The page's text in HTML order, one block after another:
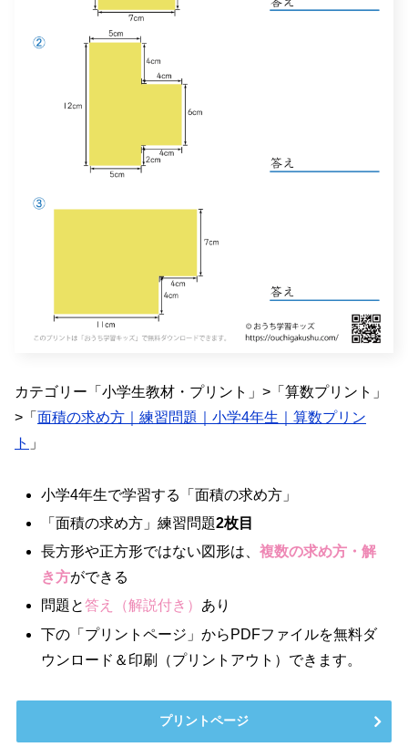
カテゴリー「小学生教材・プリント」>「算数プリント」
>「 面積の求め方｜練習問題｜小学4年生｜算数プリン
ト 」
小学4年生で学習する「面積の求め方」
「面積の求め方」練習問題2枚目
長方形や正方形ではない図形は、複数の求め方・解
き方ができる
問題と答え（解説付き） あり
下の「プリントページ」からPDFファイルを無料ダ
ウンロード＆印刷（プリントアウト）できます。
プリントページ